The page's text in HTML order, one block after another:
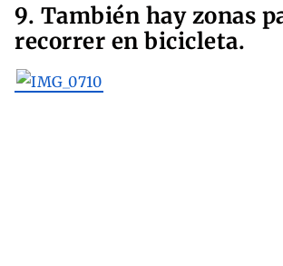
9. También hay zonas
recorrer en bicicleta.